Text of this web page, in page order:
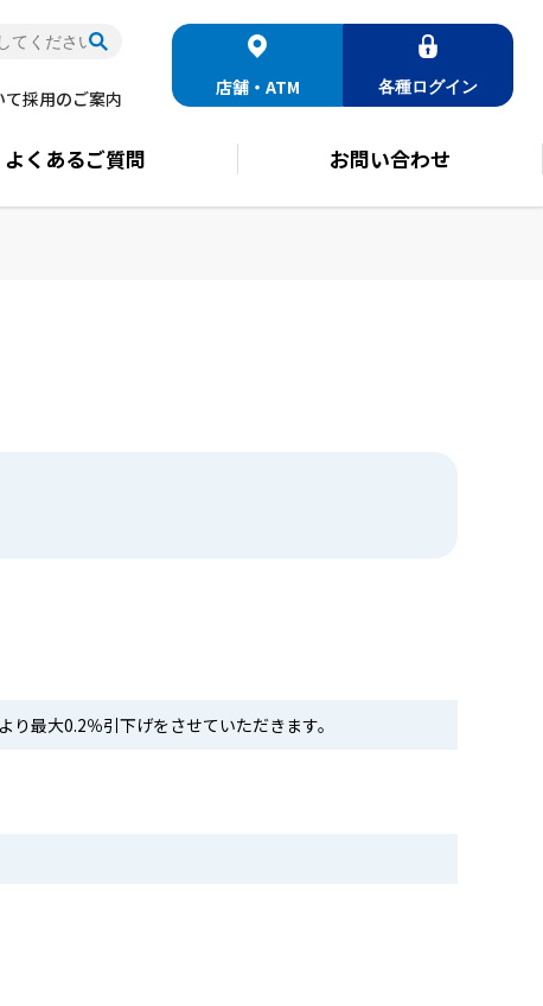
店舗・ATM 各種ログイン
よくあるご質問 お問い合わせ
て採用のご案内
最大0.2％引下げをさせていただきます。